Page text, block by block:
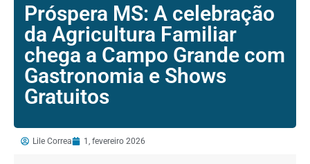
Próspera MS: A celebração
da Agricultura Familiar
chega a Campo Grande com
Gastronomia e Shows
Gratuitos
Lile Correa 1, fevereiro 2026